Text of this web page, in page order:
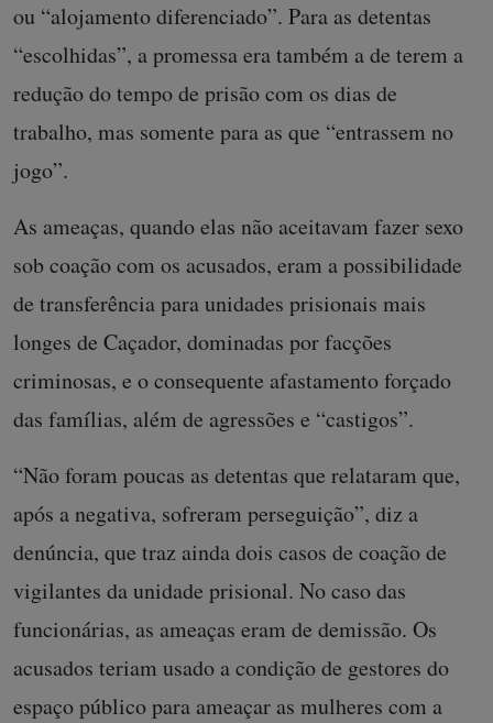
ou “alojamento diferenciado”. Para as detentas
“escolhidas”, a promessa era também a de terem a
redução do tempo de prisão com os dias de
trabalho, mas somente para as que “entrassem no
jogo”.
As ameaças, quando elas não aceitavam fazer sexo
sob coação com os acusados, eram a possibilidade
de transferência para unidades prisionais mais
longes de Caçador, dominadas por facções
criminosas, e o consequente afastamento forçado
das famílias, além de agressões e “castigos”.
“Não foram poucas as detentas que relataram que,
após a negativa, sofreram perseguição”, diz a
denúncia, que traz ainda dois casos de coação de
vigilantes da unidade prisional. No caso das
funcionárias, as ameaças eram de demissão. Os
acusados teriam usado a condição de gestores do
espaço público para ameaçar as mulheres com a